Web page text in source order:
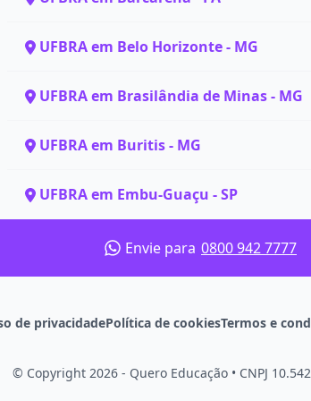
UFBRA em Belo Horizonte - MG
UFBRA em Brasilândia de Minas - MG
UFBRA em Buritis - MG
UFBRA em Embu-Guaçu - SP
Envie para 0800 942 7777
de privacidadePolítica de cookiesTermos e
© Copyright 2026 - Quero Educação • CNPJ